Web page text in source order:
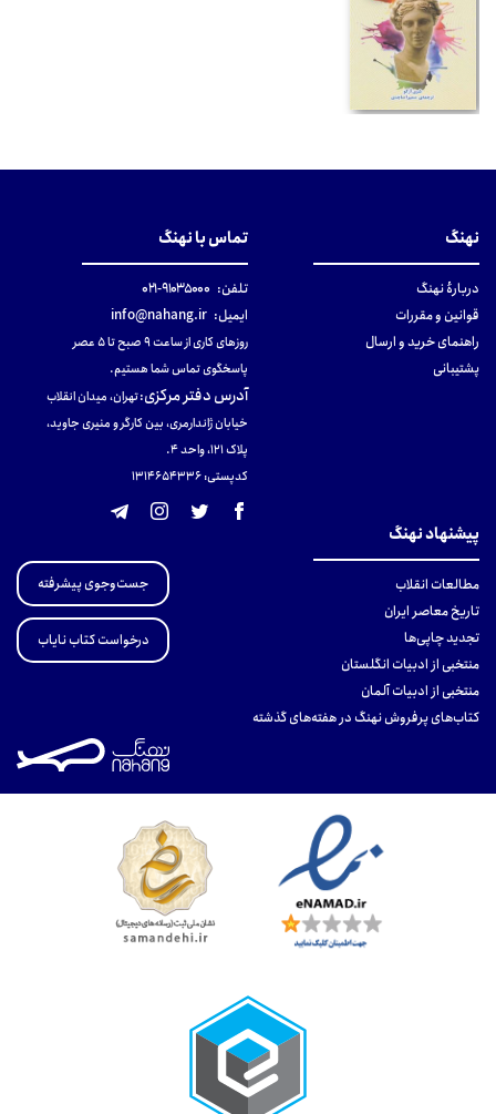
نهنگ
دربارهٔ نهنگ
قوانین و مقررات
راهنمای خرید و ارسال
پشتیبانی
تماس با نهنگ
تلفن: ۹۱۰۳۵۰۰۰-۰۲۱
ایمیل: info@nahang.ir
روزهای کاری از ساعت ۹ صبح تا ۵ عصر
پاسخگوی تماس شما هستیم.
آدرس دفتر مرکزی:تهران، میدان انقلاب
خیابان ژاندارمری، بین کارگر و منیری جاوید،
پلاک 121، واحد ۴.
کدپستی: 131465433۶
پیشنهاد نهنگ
مطالعات انقلاب
تاریخ معاصر ایران
تجدید چاپی‌ها
منتخبی از ادبیات انگلستان
منتخبی از ادبیات آلمان
کتاب‌های پرفروش نهنگ در هفته‌های گذشته
جست‌وجوی پیشرفته
درخواست کتاب نایاب